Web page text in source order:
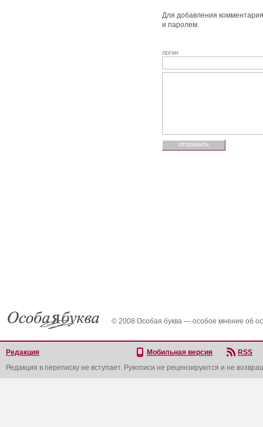
Для добавления
и паролем.
логин
© 2008 Особая буква — особое мнение об
Редакция Мобильная версия
RSS
Редакция в переписку не вступает. Рукописи не рецензируются и не